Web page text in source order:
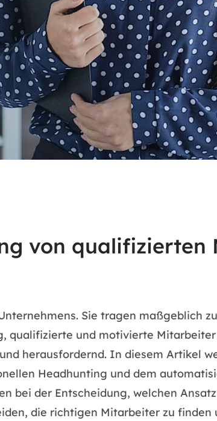
von
Sie tragen maßgeblich
qualifizierte und motivierte
herausfordernd. In diesem Artikel
Headhunting und dem
bei der Entscheidung, welchen
die richtigen Mitarbeiter zu